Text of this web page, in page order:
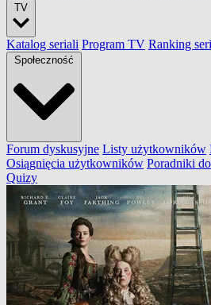
TV
Katalog seriali Program TV Ranking
Społeczność
Forum dyskusyjne Listy użytkowników
Osiągnięcia użytkowników Poradniki
Quizy